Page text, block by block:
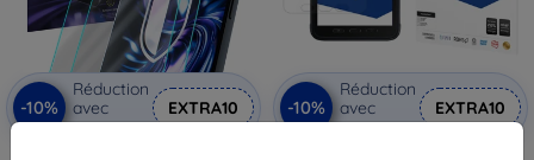
-10%
Réduction
avec
coupon
EXTRA10 -10%
Réduction
avec
coupon
EXTRA10